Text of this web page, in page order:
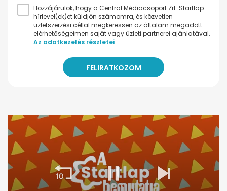
Hozzájárulok, hogy a Central Médiacsoport Zrt. Startlap
hírlevel(ek)et küldjön számomra, és közvetlen
üzletszerzési céllal megkeressen az általam megadott
elérhetőségeimen saját vagy üzleti partnerei ajánlatával.
Az adatkezelés részletei